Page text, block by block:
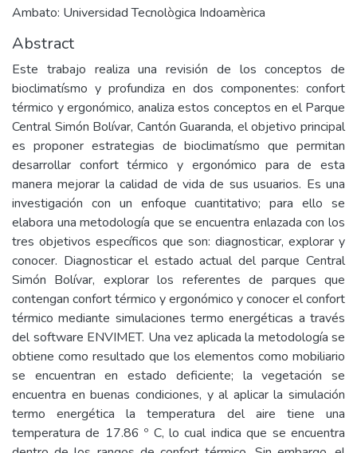
Ambato: Universidad Tecnològica Indoamèrica
Abstract
Este trabajo realiza una revisión de los conceptos de
bioclimatísmo y profundiza en dos componentes: confort
térmico y ergonómico, analiza estos conceptos en el Parque
Central Simón Bolívar, Cantón Guaranda, el objetivo principal
es proponer estrategias de bioclimatísmo que permitan
desarrollar confort térmico y ergonómico para de esta
manera mejorar la calidad de vida de sus usuarios. Es una
investigación con un enfoque cuantitativo; para ello se
elabora una metodología que se encuentra enlazada con los
tres objetivos específicos que son: diagnosticar, explorar y
conocer. Diagnosticar el estado actual del parque Central
Simón Bolívar, explorar los referentes de parques que
contengan confort térmico y ergonómico y conocer el confort
térmico mediante simulaciones termo energéticas a través
del software ENVIMET. Una vez aplicada la metodología se
obtiene como resultado que los elementos como mobiliario
se encuentran en estado deficiente; la vegetación se
encuentra en buenas condiciones, y al aplicar la simulación
termo energética la temperatura del aire tiene una
temperatura de 17.86 º C, lo cual indica que se encuentra